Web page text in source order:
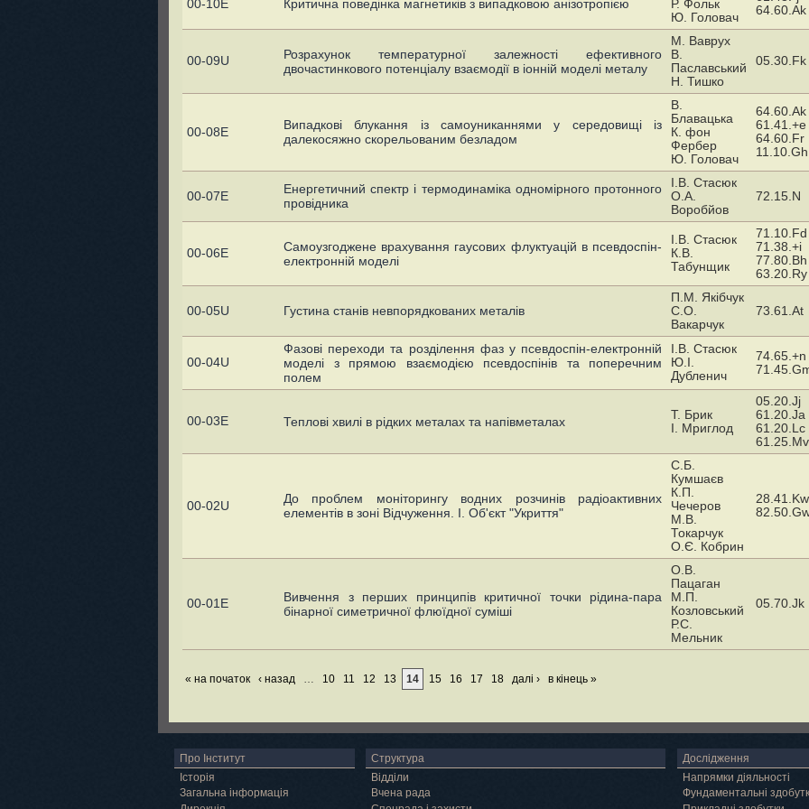
00-10E Критична поведiнка магнетикiв з випадковою анiзотропiєю
Р. Фольк
Ю. Головач
64.60.Ak
00-09U
Розрахунок температурної залежностi ефективного
двочастинкового потенцiалу взаємодiї в іоннiй моделі металу
М. Ваврух
В.
Паславський
H. Тишко
05.30.Fk
00-08E
Випадкові блукання із самоуниканнями у середовищі із
далекосяжно скорельованим безладом
В.
Блавацька
К. фон
Фербер
Ю. Головач
64.60.Ak
61.41.+e
64.60.Fr
11.10.Gh
00-07E
Енергетичний спектр і термодинаміка одномірного протонного
провідника
І.В. Стасюк
О.А.
Воробйов
72.15.N
00-06E
Самоузгоджене врахування гаусових флуктуацій в псевдоспін-
електронній моделі
І.В. Стасюк
К.В.
Табунщик
71.10.Fd
71.38.+i
77.80.Bh
63.20.Ry
00-05U Густина станів невпорядкованих металів
П.М. Якібчук
С.О.
Вакарчук
73.61.At
00-04U
Фазові переходи та розділення фаз у псевдоспін-електронній
моделі з прямою взаємодією псевдоспінів та поперечним
полем
І.В. Стасюк
Ю.І.
Дубленич
74.65.+n
00-03E Теплові хвилі в pідких металах та напівметалах
Т. Брик
I. Мpиглод
05.20.Jj
61.20.Ja
61.20.Lc
61.25.Mv
00-02U
До пpоблем монiтоpингу водних pозчинiв pадiоактивних
елементiв в зоні Відчуження. I. Об'єкт "Укpиття"
С.Б.
Кумшаєв
К.П.
Чечеpов
М.В.
Токаpчук
О.Є. Кобpин
28.41.Kw
00-01E
Вивчення з перших принципів критичної точки рідина-пара
бінарної симетричної флюїдної суміші
О.В.
Пацаган
М.П.
Козловський
Р.С.
Мельник
05.70.Jk
« на початок ‹ назад … 10 11 12 13 14 15 16 17 18 далі › в кінець »
Про Інститут
Історія
Загальна інформація
Структура
Відділи
Вчена рада
Дослідження
Напрямки діяльності
Фундаментальні